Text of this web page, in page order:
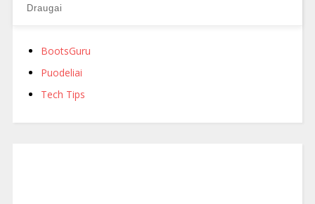
Draugai
BootsGuru
Puodeliai
Tech Tips